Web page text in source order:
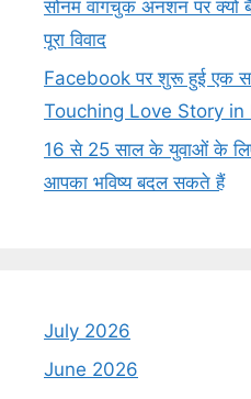
सोनम वांगचुक अनशन पर क्यों
पूरा विवाद
Facebook पर शुरू हुई एक
Touching Love Story in
16 से 25 साल के युवाओं के
आपका भविष्य बदल सकते हैं
July 2026
June 2026